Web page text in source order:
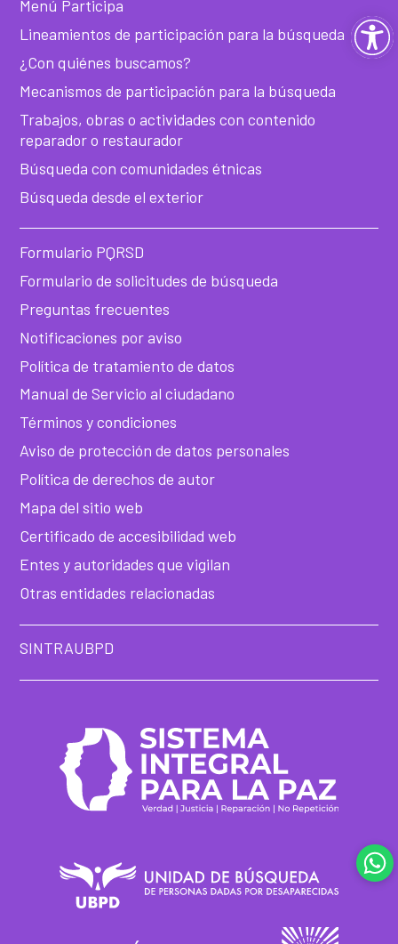
Menú Participa
Lineamientos de participación para la búsqueda
¿Con quiénes buscamos?
Mecanismos de participación para la búsqueda
Trabajos, obras o actividades con contenido
reparador o restaurador
Búsqueda con comunidades étnicas
Búsqueda desde el exterior
Formulario PQRSD
Formulario de solicitudes de búsqueda
Preguntas frecuentes
Notificaciones por aviso
Política de tratamiento de datos
Manual de Servicio al ciudadano
Términos y condiciones
Aviso de protección de datos personales
Política de derechos de autor
Mapa del sitio web
Certificado de accesibilidad web
Entes y autoridades que vigilan
Otras entidades relacionadas
SINTRAUBPD